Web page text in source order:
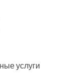
услуги